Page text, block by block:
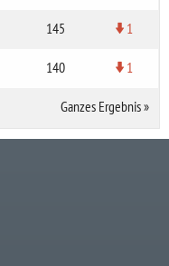
145 1
140 1
Ganzes Ergebnis»